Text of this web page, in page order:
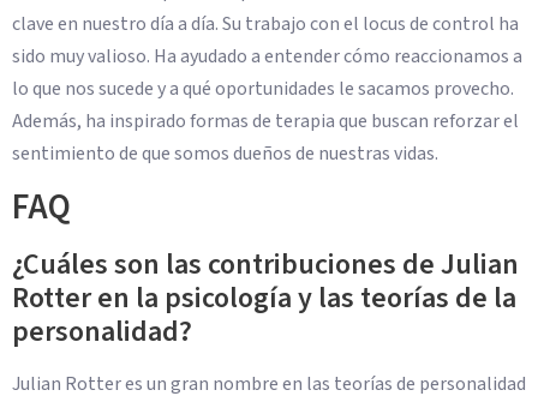
clave en nuestro día a día. Su trabajo con el locus de control ha
sido muy valioso. Ha ayudado a entender cómo reaccionamos a
lo que nos sucede y a qué oportunidades le sacamos provecho.
Además, ha inspirado formas de terapia que buscan reforzar el
sentimiento de que somos dueños de nuestras vidas.
FAQ
¿Cuáles son las contribuciones de Julian
Rotter en la psicología y las teorías de la
personalidad?
Julian Rotter es un gran nombre en las teorías de personalidad